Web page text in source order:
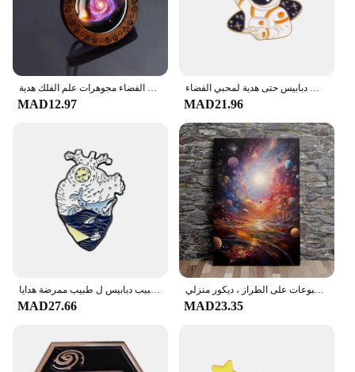
دوامة غالاكسي كوكب قلادة قلادة خشبية حبل سلسلة قلادة سديم الفضاء مجوهرات علم الفلك هدية
MAD12.97
رائد الفضاء المينا دبابيس كوكب صاروخ الحوت ستار القمر غالاكسي القهوة دبابيس معدنية شارات دبابيس حتى هدية لمحبي الفضاء
MAD21.96
الإنسان القلب المينا دبابيس النسوية فان جوخ الفضاء المحيط الحيوان التشريح الطبي مجوهرات دبابيس التلبيب دبابيس ل طبيب ممرضة هدايا
MAD27.66
ملصق فني على قماش الكوسموس الجمالي اللامتناهي الحديث ، سماء نجمية فضائية ، صورة جدارية للسديم ، لوحة زيتية ، مطبوعات على الطراز ، ديكور منزلي
MAD23.35